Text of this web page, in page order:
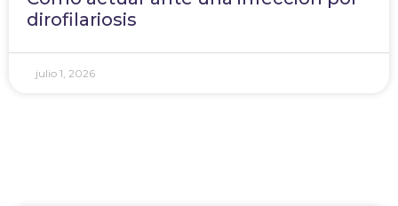
dirofilariosis
julio 1, 2026